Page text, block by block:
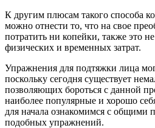
К другим плюсам такого способа
можно отнести то, что на свое
потратить ни копейки, также это
физических и временных затрат.
Упражнения для подтяжки лица
поскольку сегодня существует
позволяющих бороться с данной
наиболее популярные и хорошо
для начала ознакомимся с общими
подобных упражнений.